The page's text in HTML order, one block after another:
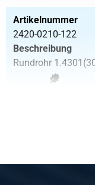
Artikelnummer
2420-0210-122
Beschreibung
Rundrohr
Artikelnummer